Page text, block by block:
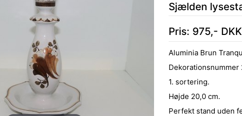
Sjælden
Pris: 975,- DKK
Aluminia Brun
Dekorationsnummer
1. sortering.
Højde 20,0 cm.
Perfekt stand uden